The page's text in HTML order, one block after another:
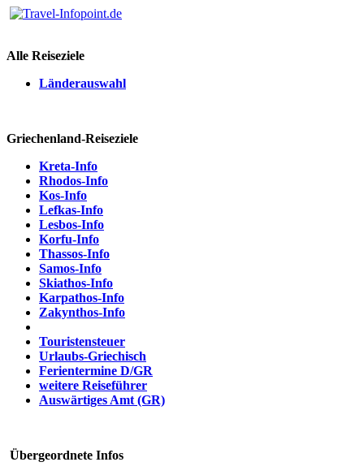
Alle Reiseziele
Länderauswahl
Griechenland-Reiseziele
Kreta-Info
Rhodos-Info
Kos-Info
Lefkas-Info
Lesbos-Info
Korfu-Info
Thassos-Info
Samos-Info
Skiathos-Info
Karpathos-Info
Zakynthos-Info
Touristensteuer
Urlaubs-Griechisch
Ferientermine D/GR
weitere Reiseführer
Auswärtiges Amt (GR)
Übergeordnete Infos